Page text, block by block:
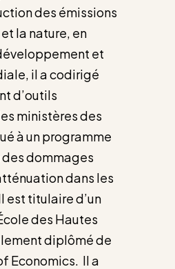
des émissions
la nature, en
et
il a codirigé
d’outils
ministères des
à un programme
dommages
dans les
est titulaire d’un
des Hautes
diplômé de
Economics. Il a